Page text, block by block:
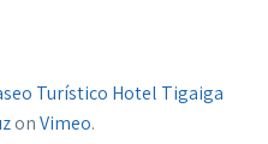
Turístico Hotel Tigaiga
onVimeo.